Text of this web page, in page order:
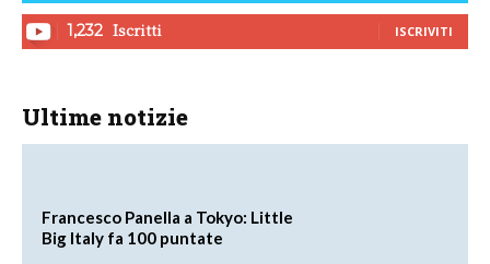
1,232 Iscritti ISCRIVITI
Ultime notizie
Francesco Panella a Tokyo: Little
Big Italy fa 100 puntate